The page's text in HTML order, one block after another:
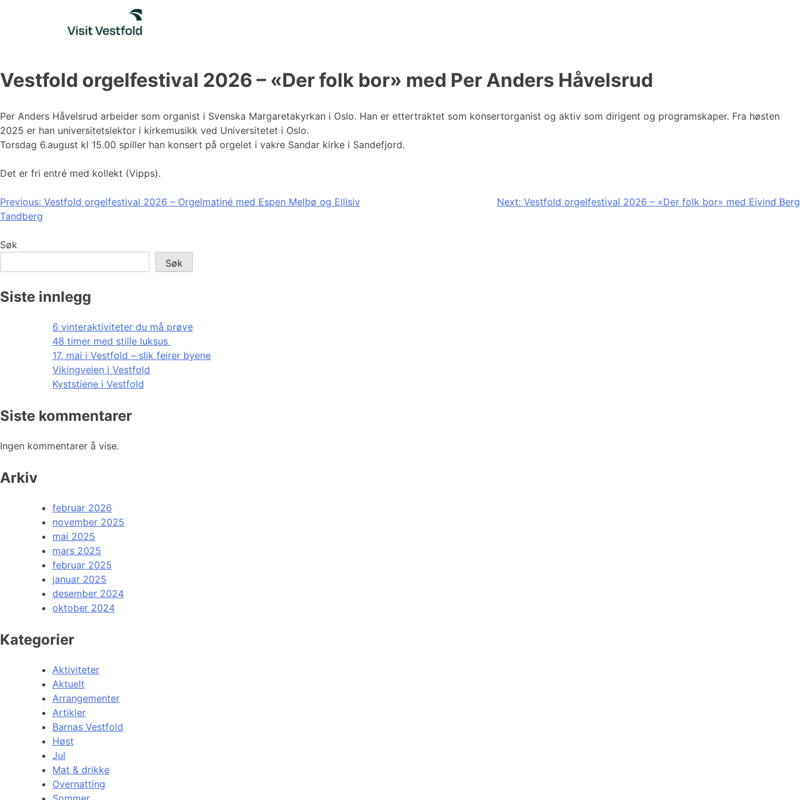
Vestfold orgelfestival 2026 – «Der folk bor» med Per Anders Håvelsrud
Per Anders Håvelsrud arbeider som organist i Svenska Margaretakyrkan i Oslo. Han er ettertraktet som konsertorganist og aktiv som dirigent og programskaper. Fra høsten
2025 er han universitetslektor i kirkemusikk ved Universitetet i Oslo.
Torsdag 6.august kl 15.00 spiller han konsert på orgelet i vakre Sandar kirke i Sandefjord.
Det er fri entré med kollekt (Vipps).
Innleggsnavigasjon
Previous: Vestfold orgelfestival 2026 – Orgelmatiné med Espen Melbø og Ellisiv
Tandberg
Next: Vestfold orgelfestival 2026 – «Der folk bor» med Eivind Berg
Søk
Søk
Siste innlegg
6 vinteraktiviteter du må prøve
48 timer med stille luksus
17. mai i Vestfold – slik feirer byene
Vikingveien i Vestfold
Kyststiene i Vestfold
Siste kommentarer
Ingen kommentarer å vise.
Arkiv
februar 2026
november 2025
mai 2025
mars 2025
februar 2025
januar 2025
desember 2024
oktober 2024
Kategorier
Aktiviteter
Aktuelt
Arrangementer
Artikler
Barnas Vestfold
Høst
Jul
Mat & drikke
Overnatting